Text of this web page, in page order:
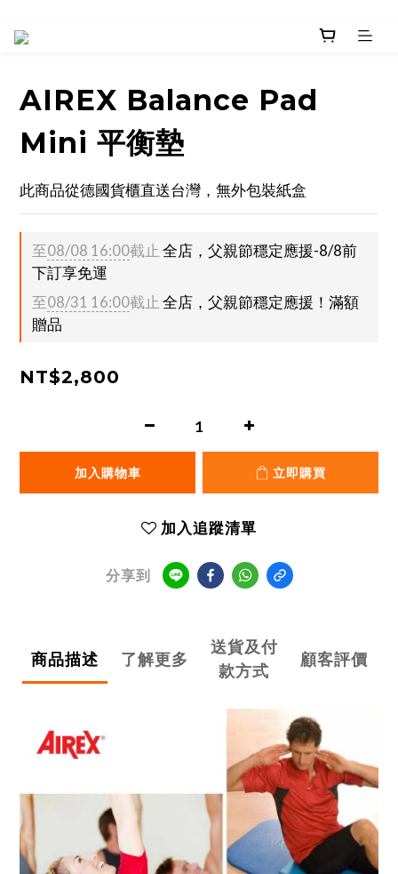
AIREX Balance Pad
Mini 平衡墊
此商品從德國貨櫃直送台灣，無外包裝紙盒
至08/08 16:00截止 全店，父親節穩定應援-8/8前
下訂享免運
至08/31 16:00截止 全店，父親節穩定應援！滿額
贈品
NT$2,800
加入購物車 立即購買
加入追蹤清單
分享到
商品描述 了解更多
送貨及付
款方式
顧客評價